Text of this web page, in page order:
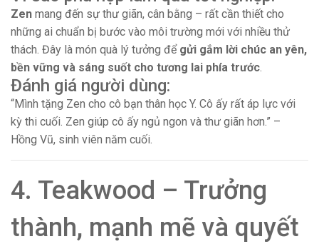
Zen mang đến sự thư giãn, cân bằng – rất cần thiết cho
những ai chuẩn bị bước vào môi trường mới với nhiều thử
thách. Đây là món quà lý tưởng để gửi gắm lời chúc an yên,
bền vững và sáng suốt cho tương lai phía trước.
Đánh giá người dùng:
“Mình tặng Zen cho cô bạn thân học Y. Cô ấy rất áp lực với
kỳ thi cuối. Zen giúp cô ấy ngủ ngon và thư giãn hơn.” –
Hồng Vũ, sinh viên năm cuối.
4. Teakwood – Trưởng
thành, mạnh mẽ và quyết